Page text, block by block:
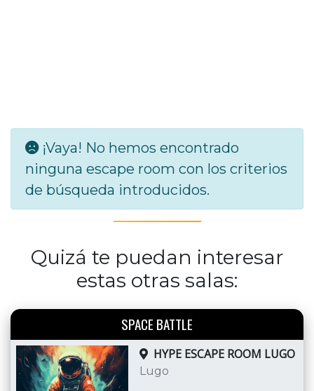
¡Vaya! No hemos encontrado
ninguna escape room con los criterios
de búsqueda introducidos.
Quizá te puedan interesar
estas otras salas:
SPACE BATTLE
HYPE ESCAPE ROOM LUGO
Lugo